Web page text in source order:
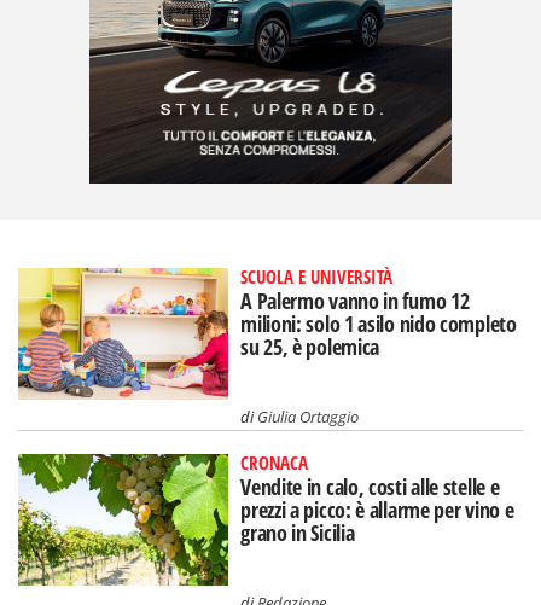
SCUOLA E UNIVERSITÀ
A Palermo vanno in fumo 12
milioni: solo 1 asilo nido completo
su 25, è polemica
diGiulia Ortaggio
CRONACA
Vendite in calo, costi alle stelle e
prezzi a picco: è allarme per vino e
grano in Sicilia